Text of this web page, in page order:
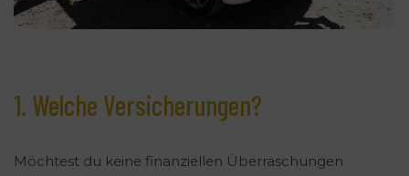
1. Welche Versicherungen?
Möchtest du keine finanziellen Überraschungen